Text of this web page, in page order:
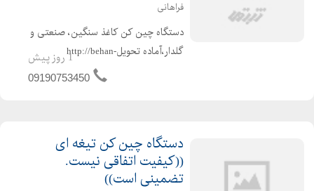
فراهانی
دستگاه چین کن کاغذ سنگین، صنعتی و
گلدار،آماده تحویلhttp://behan-
technique.ir/ چین کاغذ برای ماشینهای
1 روز پیش
09190753450
دستگاه چین کن تیغه ای
((کیفیت اتفاقی نیست.
تضمینی است))